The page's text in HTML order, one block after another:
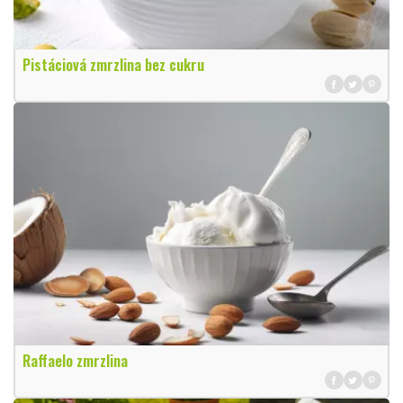
Pistáciová zmrzlina bez cukru
Raffaelo zmrzlina